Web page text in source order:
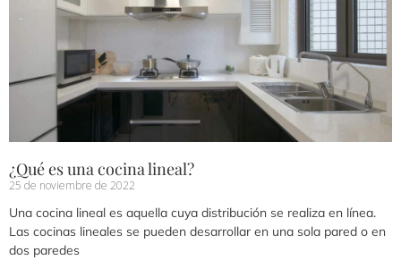
¿Qué es una cocina lineal?
25 de noviembre de 2022
Una cocina lineal es aquella cuya distribución se realiza en línea.
Las cocinas lineales se pueden desarrollar en una sola pared o en
dos paredes